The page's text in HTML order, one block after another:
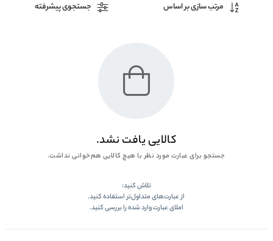
مرتب سازی بر اساس جستجوی پیشرفته
کالایی یافت نشد.
جستجو برای عبارت مورد نظر با هیچ کالایی هم‌خوانی نداشت.
تلاش کنید:
از عبارت‌های متداول‌تر استفاده کنید.
املای عبارت وارد شده را بررسی کنید.